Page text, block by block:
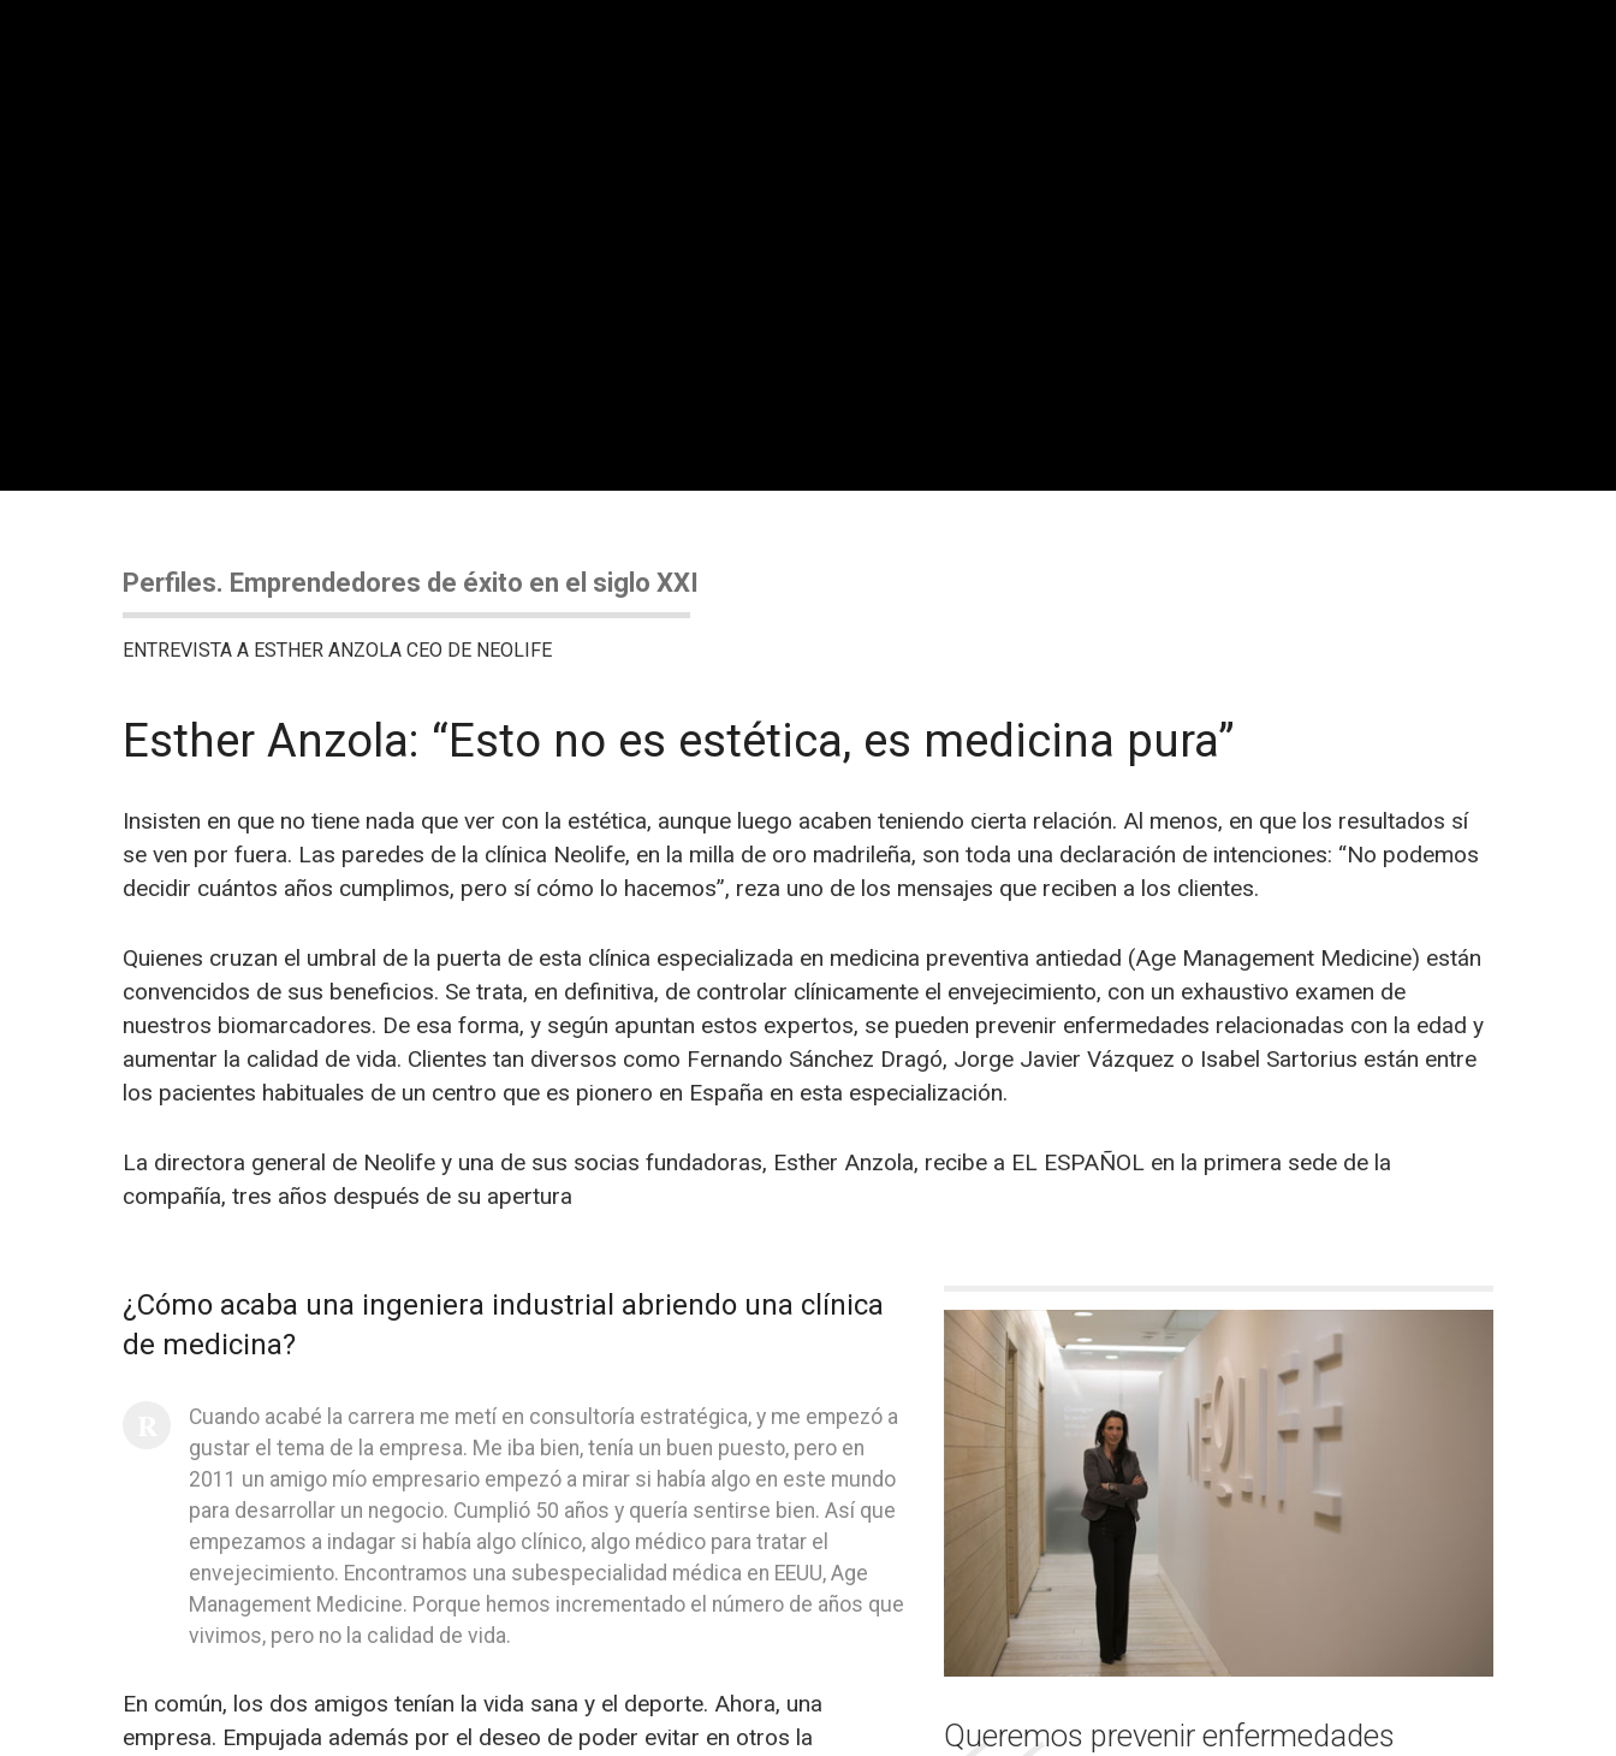
Perfiles. Emprendedores de éxito en el siglo XXI
ENTREVISTA A ESTHER ANZOLA CEO DE NEOLIFE
­Esther Anzola: “Esto no es estética, es medicina pura”
Insisten en que no tiene nada que ver con la estética, aunque luego acaben teniendo cierta relación. Al menos, en que los resultados sí
se ven por fuera. Las paredes de la clínica Neolife, en la milla de oro madrileña, son toda una declaración de intenciones: “No podemos
decidir cuántos años cumplimos, pero sí cómo lo hacemos”, reza uno de los mensajes que reciben a los clientes.
Quienes cruzan el umbral de la puerta de esta clínica especializada en medicina preventiva antiedad (Age Management Medicine) están
convencidos de sus beneficios. Se trata, en definitiva, de controlar clínicamente el envejecimiento, con un exhaustivo examen de
nuestros biomarcadores. De esa forma, y según apuntan estos expertos, se pueden prevenir enfermedades relacionadas con la edad y
aumentar la calidad de vida. Clientes tan diversos como Fernando Sánchez Dragó, Jorge Javier Vázquez o Isabel Sartorius están entre
los pacientes habituales de un centro que es pionero en España en esta especialización.
La directora general de Neolife y una de sus socias fundadoras, Esther Anzola, recibe a EL ESPAÑOL en la primera sede de la
compañía, tres años después de su apertura
¿Cómo acaba una ingeniera industrial abriendo una clínica
de medicina?
Cuando acabé la carrera me metí en consultoría estratégica, y me empezó a
gustar el tema de la empresa. Me iba bien, tenía un buen puesto, pero en
2011 un amigo mío empresario empezó a mirar si había algo en este mundo
para desarrollar un negocio. Cumplió 50 años y quería sentirse bien. Así que
empezamos a indagar si había algo clínico, algo médico para tratar el
envejecimiento. Encontramos una subespecialidad médica en EEUU, Age
Management Medicine. Porque hemos incrementado el número de años que
vivimos, pero no la calidad de vida.
En común, los dos amigos tenían la vida sana y el deporte. Ahora, una
empresa. Empujada además por el deseo de poder evitar en otros la
Queremos prevenir enfermedades